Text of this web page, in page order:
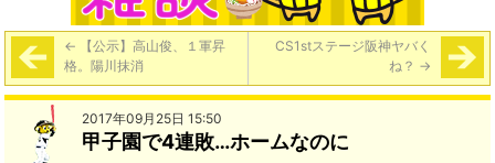
← 【公示】高山俊、１軍昇
格。陽川抹消
CS1stステージ阪神ヤバく
ね？ →
2017年09月25日 15:50
甲子園で4連敗…ホームなのに